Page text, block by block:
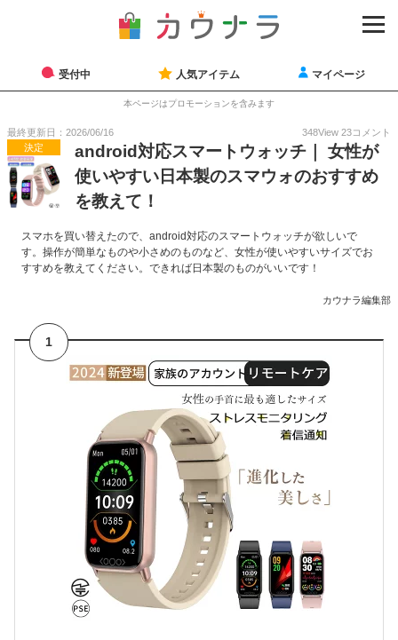
受付中 人気アイテム マイページ
本ページはプロモーションを含みます
最終更新日：2026/06/16 348View 23コメント
決定
android対応スマートウォッチ｜ 女性が
使いやすい日本製のスマウォのおすすめ
を教えて！
スマホを買い替えたので、android対応のスマートウォッチが欲しいで
す。操作が簡単なものや小さめのものなど、女性が使いやすいサイズでお
すすめを教えてください。できれば日本製のものがいいです！
カウナラ編集部
1